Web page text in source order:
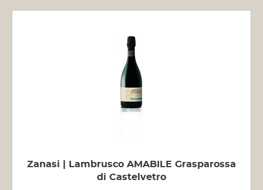
Zanasi | Lambrusco AMABILE Grasparossa
di Castelvetro